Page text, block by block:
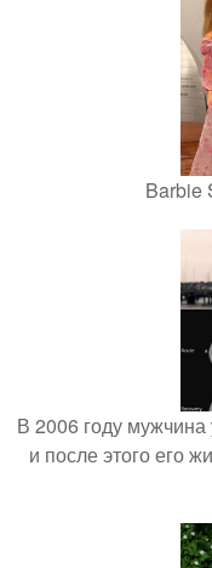
Barbie
В 2006 году мужчина
и после этого его